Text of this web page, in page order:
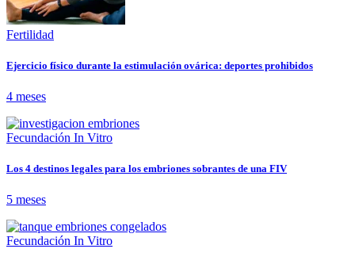
Fertilidad
Ejercicio físico durante la estimulación ovárica: deportes prohibidos
4 meses
Fecundación In Vitro
Los 4 destinos legales para los embriones sobrantes de una FIV
5 meses
Fecundación In Vitro